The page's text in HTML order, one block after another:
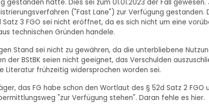
gestanden hätte. Dies sei zum 01.01.2023 der Fall
("Fast Lane") zur Verfügung gestanden.
Satz 3 FGO sei nicht eröffnet, da es sich nicht um eine
technischen Gründen handele.
Stand sei nicht zu gewähren, da die unterbliebene
der BStBK seien nicht geeignet, das Verschulden
Literatur frühzeitig widersprochen worden sei.
das FG habe schon den Wortlaut des § 52d Satz 2
"zur Verfügung stehen". Daran fehle es hier.